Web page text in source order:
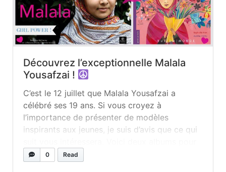
Découvrez l’exceptionnelle Malala
Yousafzai !
C’est le 12 juillet que Malala Yousafzai a
célébré ses 19 ans. Si vous croyez à
l’importance de présenter de modèles
inspirants aux jeunes, je suis d’avis que ce qui
découvrir une jeune femme d’exception, et en
0 Read